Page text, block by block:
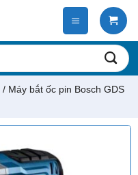
/ Máy bắt ốc pin Bosch GDS